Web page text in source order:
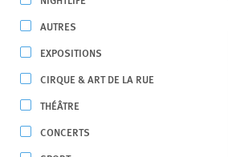
AUTRES
EXPOSITIONS
CIRQUE & ART DE LA RUE
THÉÂTRE
CONCERTS